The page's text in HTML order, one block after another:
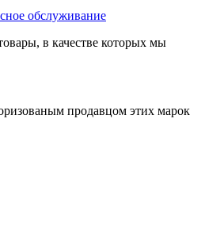
обслуживание
в качестве которых мы
продавцом этих марок